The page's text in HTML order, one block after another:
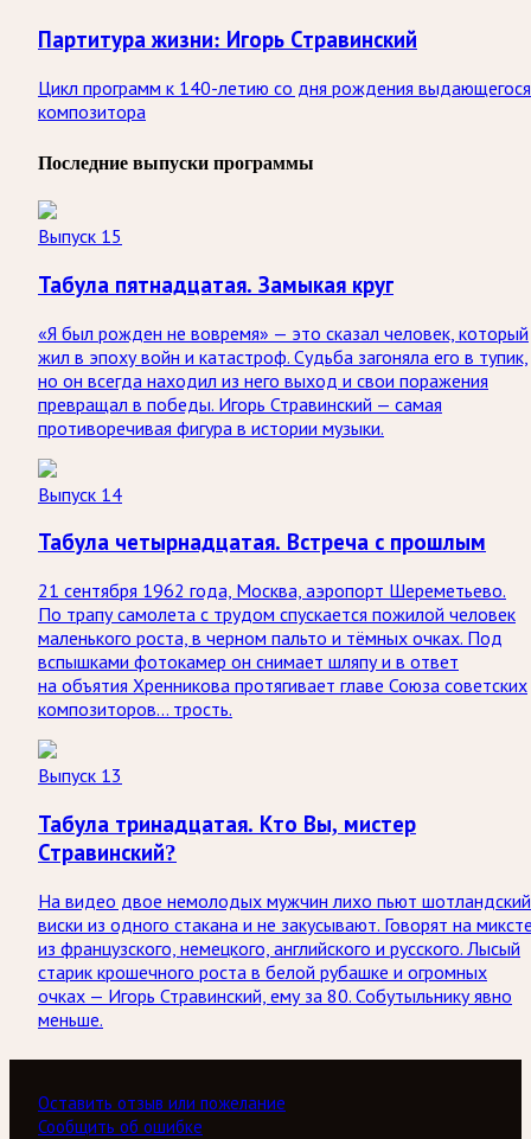
Партитура жизни: Игорь Стравинский
Цикл программ к 140-летию со дня рождения выдающегося
композитора
Последние выпуски программы
Выпуск 15
Табула пятнадцатая. Замыкая круг
«Я был рожден не вовремя» — это сказал человек, который
жил в эпоху войн и катастроф. Судьба загоняла его в тупик,
но он всегда находил из него выход и свои поражения
превращал в победы. Игорь Стравинский — самая
противоречивая фигура в истории музыки.
Выпуск 14
Табула четырнадцатая. Встреча с прошлым
21 сентября 1962 года, Москва, аэропорт Шереметьево.
По трапу самолета с трудом спускается пожилой человек
маленького роста, в черном пальто и тёмных очках. Под
вспышками фотокамер он снимает шляпу и в ответ
на объятия Хренникова протягивает главе Союза советских
композиторов… трость.
Выпуск 13
Табула тринадцатая. Кто Вы, мистер
Стравинский?
На видео двое немолодых мужчин лихо пьют шотландский
виски из одного стакана и не закусывают. Говорят на
из французского, немецкого, английского и русского. Лысый
старик крошечного роста в белой рубашке и огромных
очках — Игорь Стравинский, ему за 80. Собутыльнику явно
меньше.
Оставить отзыв или пожелание
Сообщить об ошибке